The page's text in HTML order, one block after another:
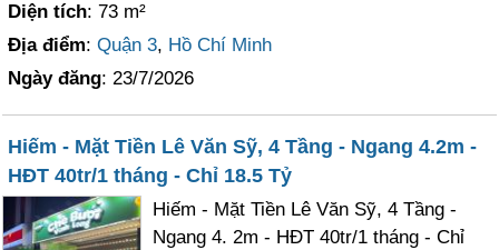
Diện tích: 73 m²
Địa điểm:Quận 3, Hồ Chí Minh
Ngày đăng: 23/7/2026
Hiếm - Mặt Tiền Lê Văn Sỹ, 4 Tầng - Ngang 4.2m -
HĐT 40tr/1 tháng - Chỉ 18.5 Tỷ
Hiếm - Mặt Tiền Lê Văn Sỹ, 4 Tầng -
Ngang 4. 2m - HĐT 40tr/1 tháng - Chỉ